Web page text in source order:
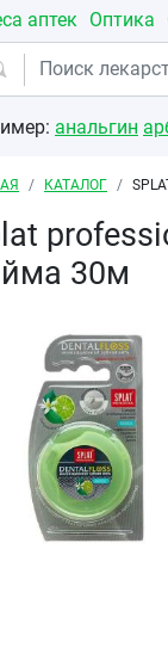
аптек Оптика
анальгин
КАТАЛОГ
30м